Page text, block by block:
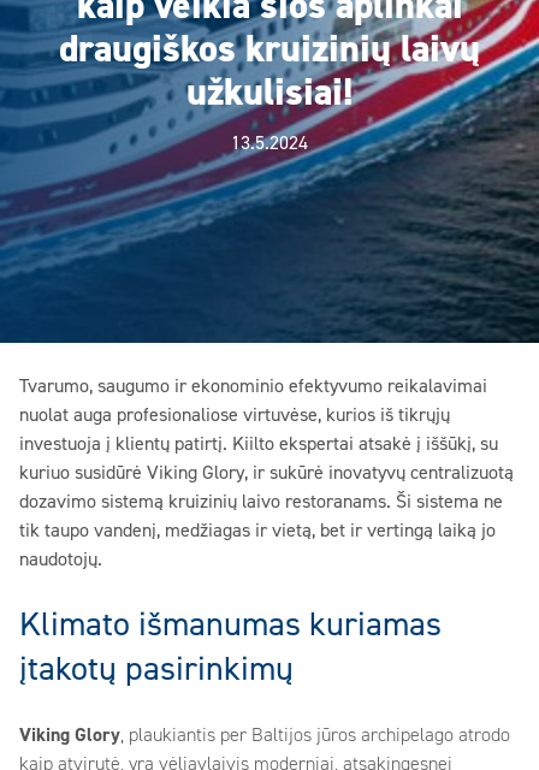
draugiškos kruizinių laivų
užkulisiai!
13.5.2024
Tvarumo, saugumo ir ekonominio efektyvumo reikalavimai
nuolat auga profesionaliose virtuvėse, kurios iš tikrųjų
investuoja į klientų patirtį. Kiilto ekspertai atsakė į iššūkį, su
kuriuo susidūrė Viking Glory, ir sukūrė inovatyvų centralizuotą
dozavimo sistemą kruizinių laivo restoranams. Ši sistema ne
tik taupo vandenį, medžiagas ir vietą, bet ir vertingą laiką jo
naudotojų.
Klimato išmanumas kuriamas
įtakotų pasirinkimų
Viking Glory, plaukiantis per Baltijos jūros archipelago atrodo
kaip atvirutė, yra vėliavlaivis moderniai, atsakingesnei